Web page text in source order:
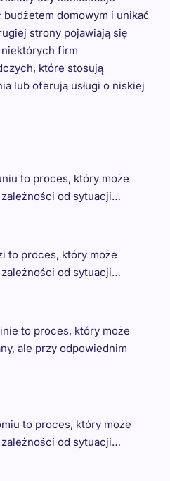
budżetem domowym i unikać
strony pojawiają się
niektórych firm
które stosują
lub oferują usługi o niskiej
to proces, który może
od sytuacji…
to proces, który może
od sytuacji…
to proces, który może
ale przy odpowiednim
to proces, który może
od sytuacji…